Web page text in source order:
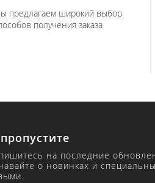
предлагаем широкий выбор
получения заказа
на последние
о новинках и